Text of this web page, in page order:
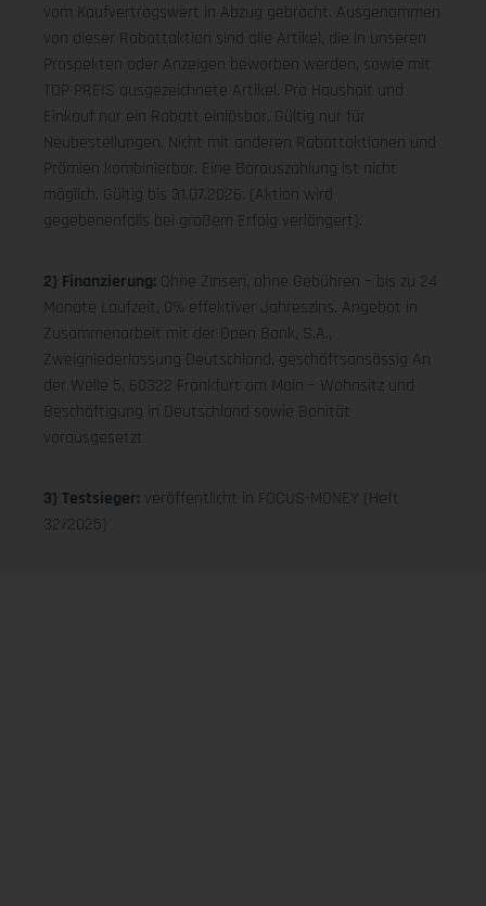
vom Kaufvertragswert in Abzug gebracht. Ausgenommen
von dieser Rabattaktion sind alle Artikel, die in unseren
Prospekten oder Anzeigen beworben werden, sowie mit
TOP PREIS ausgezeichnete Artikel. Pro Haushalt und
Einkauf nur ein Rabatt einlösbar. Gültig nur für
Neubestellungen. Nicht mit anderen Rabattaktionen und
Prämien kombinierbar. Eine Barauszahlung ist nicht
möglich. Gültig bis 31.07.2026. (Aktion wird
gegebenenfalls bei großem Erfolg verlängert).
2) Finanzierung: Ohne Zinsen, ohne Gebühren – bis zu 24
Monate Laufzeit, 0% effektiver Jahreszins. Angebot in
Zusammenarbeit mit der Open Bank, S.A.,
Zweigniederlassung Deutschland, geschäftsansässig An
der Welle 5, 60322 Frankfurt am Main – Wohnsitz und
Beschäftigung in Deutschland sowie Bonität
vorausgesetzt
3) Testsieger: veröffentlicht in FOCUS-MONEY (Heft
32/2025)